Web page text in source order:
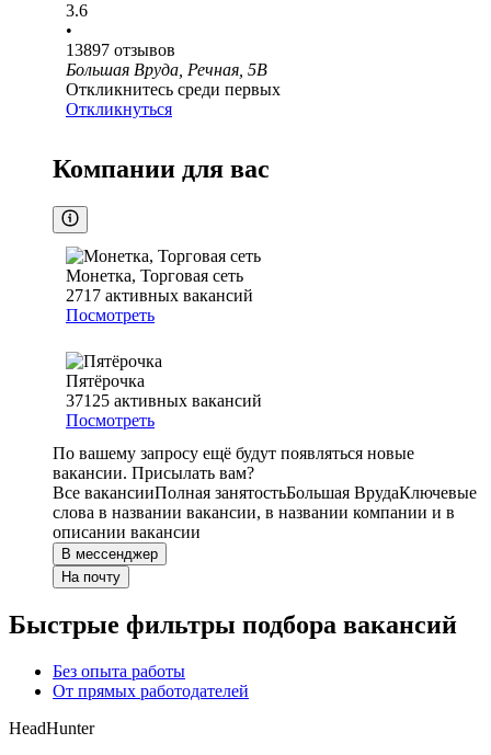
3.6
•
13897 отзывов
Большая Вруда, Речная, 5В
Откликнитесь среди первых
Откликнуться
Компании для вас
Монетка, Торговая сеть
2717 активных вакансий
Посмотреть
Пятёрочка
37125 активных вакансий
Посмотреть
По вашему запросу ещё будут появляться новые
вакансии. Присылать вам?
Все вакансииПолная занятостьБольшая ВрудаКлючевые
слова в названии вакансии, в названии компании и в
описании вакансии
В мессенджер
На почту
Быстрые фильтры подбора вакансий
Без опыта работы
От прямых работодателей
HeadHunter